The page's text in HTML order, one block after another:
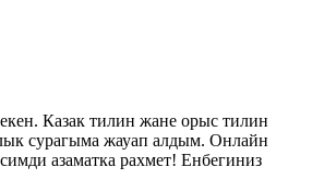
Казак тилин жане орыс тилин
сурагыма жауап алдым. Онлайн
азаматка рахмет! Енбегиниз